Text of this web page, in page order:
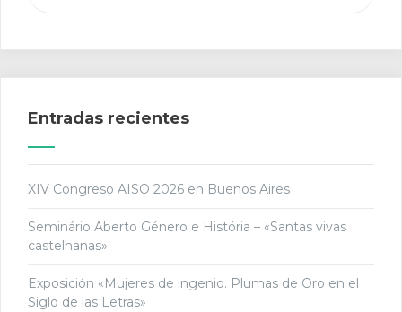
Entradas recientes
XIV Congreso AISO 2026 en Buenos Aires
Seminário Aberto Género e História – «Santas vivas
castelhanas»
Exposición «Mujeres de ingenio. Plumas de Oro en el
Siglo de las Letras»